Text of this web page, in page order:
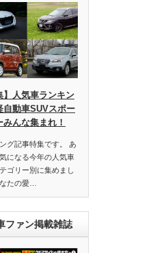
】人気車ランキン
自動車SUVスポー
みんな集まれ！
グ記事特集です。 あ
になる今年の人気車
ゴリー別に集めまし
たの愛…
ファン掲載雑誌